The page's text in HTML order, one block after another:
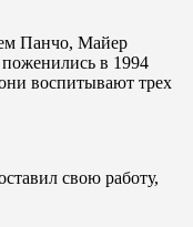
Панчо, Майер
в 1994
воспитывают трех
свою работу,